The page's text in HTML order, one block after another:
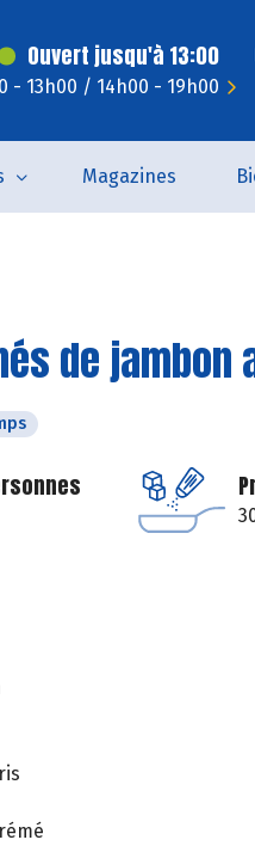
Ouvert jusqu'à 13:00
- 13h00 / 14h00 - 19h00
Magazines
de